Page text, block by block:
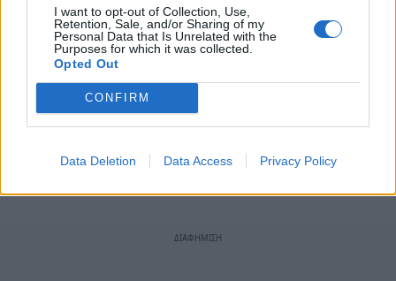
I want to opt-out of Collection, Use,
Retention, Sale, and/or Sharing of my
Personal Data that Is Unrelated with the
Purposes for which it was collected.
Opted Out
CONFIRM
Data Deletion Data Access Privacy Policy
ΕΦΕΠΑΕ
ΔΗΜΗΤΡΗΣ ΣΚΑΛΚΟΣ